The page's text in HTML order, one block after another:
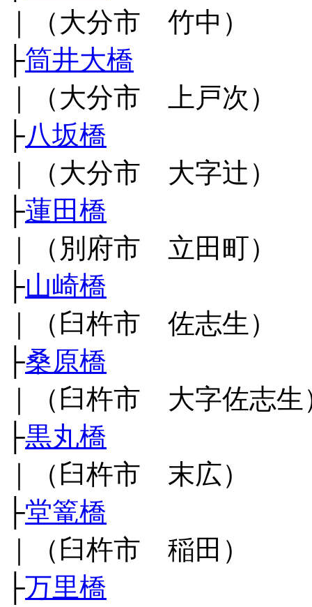
｜（大分市 竹中）
├筒井大橋
｜（大分市 上戸次）
├八坂橋
｜（大分市 大字辻）
├蓮田橋
｜（別府市 立田町）
├山崎橋
｜（臼杵市 佐志生）
├桑原橋
｜（臼杵市 大字佐志生
├黒丸橋
｜（臼杵市 末広）
├堂篭橋
｜（臼杵市 稲田）
├万里橋